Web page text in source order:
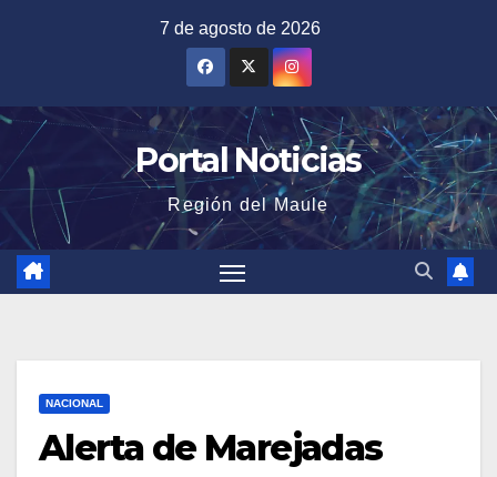
7 de agosto de 2026
Portal Noticias
Región del Maule
NACIONAL
Alerta de Marejadas